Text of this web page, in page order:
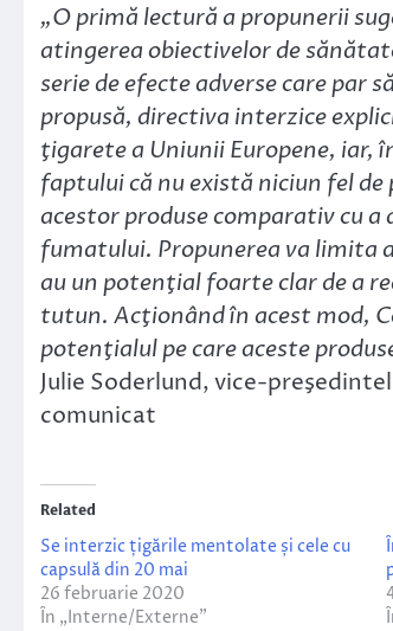
„O primă lectură a propunerii
atingerea obiectivelor de
serie de efecte adverse care par
propusă, directiva interzice
ţigarete a Uniunii Europene, iar,
faptului că nu există niciun fel
acestor produse comparativ cu
fumatului. Propunerea va limita
au un potenţial foarte clar de a
tutun. Acţionând în acest mod,
potenţialul pe care aceste
Julie Soderlund, vice-
comunicat
Related
Se interzic țigările mentolate și cele cu
capsulă din 20 mai
26 februarie 2020
În „Interne/Externe”